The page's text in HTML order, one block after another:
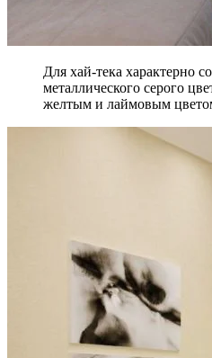
Для хай-тека характерно
металлического серого
желтым и лаймовым